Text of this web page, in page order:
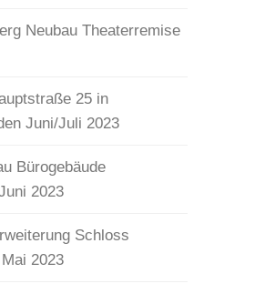
Neubau Theaterremise
25 in
Juni/Juli 2023
Bürogebäude
2023
Schloss
2023